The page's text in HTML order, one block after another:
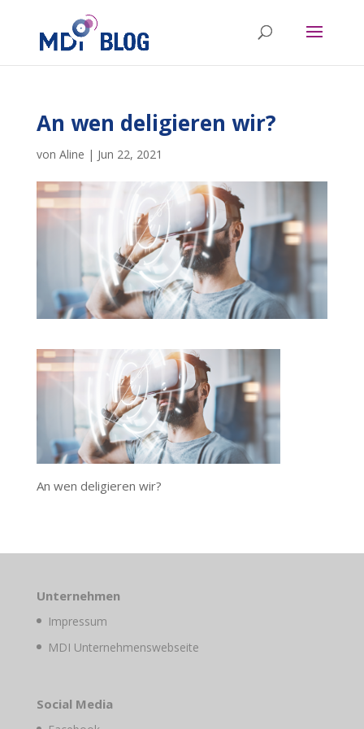
An wen deligieren wir?
von Aline | Jun 22, 2021
An wen deligieren wir?
Unternehmen
Impressum
MDI Unternehmenswebseite
Social Media